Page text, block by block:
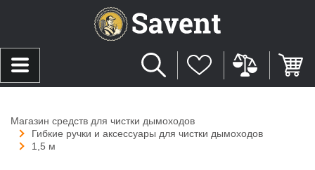
Магазин средств для чистки дымоходов
Гибкие ручки и аксессуары для чистки дымоходов
1,5 м